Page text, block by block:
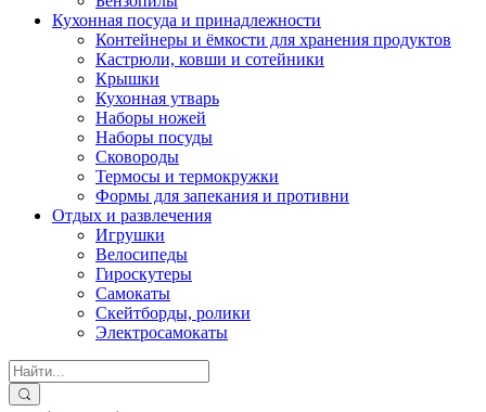
Кухонная посуда и принадлежности
Контейнеры и ёмкости для хранения продуктов
Кастрюли, ковши и сотейники
Крышки
Кухонная утварь
Наборы ножей
Наборы посуды
Сковороды
Термосы и термокружки
Формы для запекания и противни
Отдых и развлечения
Игрушки
Велосипеды
Гироскутеры
Самокаты
Скейтборды, ролики
Электросамокаты
Search
for: